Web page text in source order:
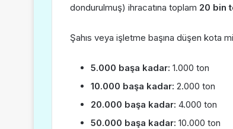
dondurulmuş) ihracatına toplam 20 bin
Şahıs veya işletme başına düşen kota
5.000 başa kadar: 1.000 ton
10.000 başa kadar: 2.000 ton
20.000 başa kadar: 4.000 ton
50.000 başa kadar: 10.000 ton